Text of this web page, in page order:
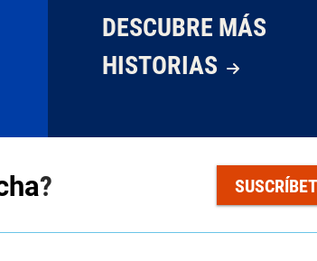
DESCUBRE MÁS
HISTORIAS
?